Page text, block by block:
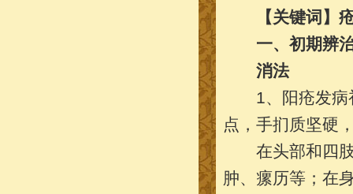
【关键词】疮
一、初期辨治
消法
1、阳疮发病初
点，手扪质坚硬
在头部和四肢
肿、瘰历等；在